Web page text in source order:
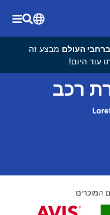
מבצע זה
המוכרים